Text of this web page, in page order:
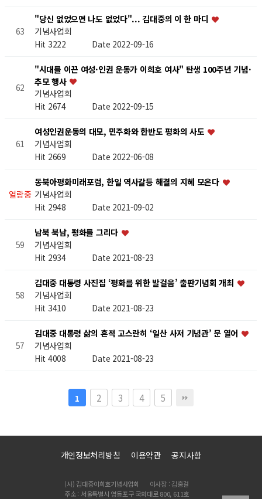
63
"당신 없었으면 나도 없었다"... 김대중의 이 한 마디
기념사업회
Hit 3222 Date 2022-09-16
62
"시대를 이끈 여성·인권 운동가 이희호 여사" 탄생 100주년 기념·
추모 행사
기념사업회
Hit 2674 Date 2022-09-15
61
여성인권운동의 대모, 민주화와 한반도 평화의 사도
기념사업회
Hit 2669 Date 2022-06-08
열람중
동북아평화미래포럼, 한일 역사갈등 해결의 지혜 모은다
기념사업회
Hit 2948 Date 2021-09-02
59
남북 북남, 평화를 그리다
기념사업회
Hit 2934 Date 2021-08-23
58
김대중 대통령 사진집 ‘평화를 위한 발걸음’ 출판기념회 개최
기념사업회
Hit 3410 Date 2021-08-23
57
김대중 대통령 삶의 흔적 고스란히 ‘일산 사저 기념관’ 문 열어
기념사업회
Hit 4008 Date 2021-08-23
1 2 3 4 5
개인정보처리방침 이용약관 공지사항
(사) 김대중이희호기념사업회
이사장 : 김홍걸
주소 : 서울특별시 영등포구 국회대로 800, 611호